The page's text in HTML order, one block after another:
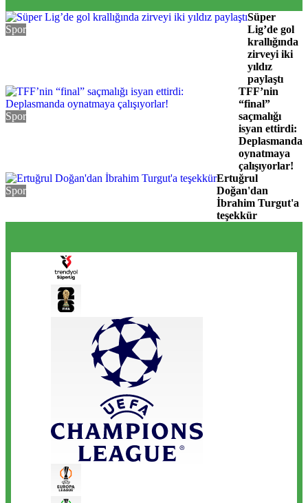
Spor
Süper
Lig’de gol
krallığında
zirveyi iki
yıldız
paylaştı
Spor
TFF’nin
“final”
saçmalığı
isyan ettirdi:
Deplasmanda
oynatmaya
çalışıyorlar!
Spor
Ertuğrul
Doğan'dan
İbrahim Turgut'a
teşekkür